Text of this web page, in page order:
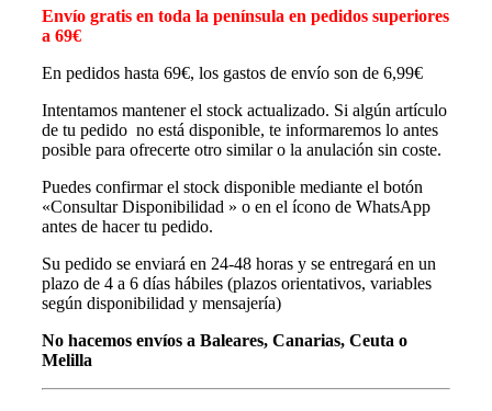
Envío gratis en toda la península en pedidos superiores
a 69€
En pedidos hasta 69€, los gastos de envío son de 6,99€
Intentamos mantener el stock actualizado. Si algún artículo
de tu pedido no está disponible, te informaremos lo antes
posible para ofrecerte otro similar o la anulación sin coste.
Puedes confirmar el stock disponible mediante el botón
«Consultar Disponibilidad » o en el ícono de WhatsApp
antes de hacer tu pedido.
Su pedido se enviará en 24-48 horas y se entregará en un
plazo de 4 a 6 días hábiles (plazos orientativos, variables
según disponibilidad y mensajería)
No hacemos envíos a Baleares, Canarias, Ceuta o
Melilla